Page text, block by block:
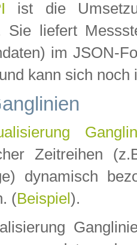
ist die
Sie liefert
im JSON-
kann sich noch
Zeitreihen
dynamisch
(Beispiel ).